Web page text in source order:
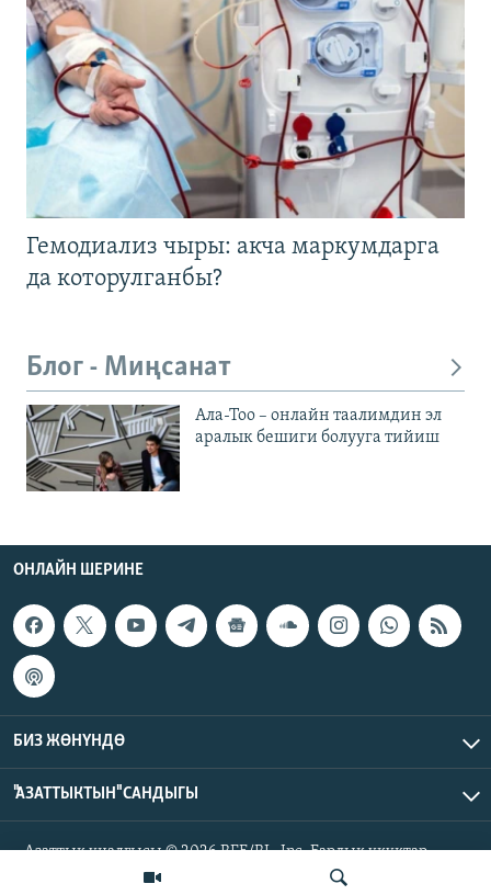
Гемодиализ чыры: акча маркумдарга
да которулганбы?
Блог - Миңсанат
Ала-Тоо – онлайн таалимдин эл
аралык бешиги болууга тийиш
ОНЛАЙН ШЕРИНЕ
БИЗ ЖӨНҮНДӨ
"АЗАТТЫКТЫН" САНДЫГЫ
Азаттык үналгысы © 2026 RFE/RL, Inc. Бардык укуктар